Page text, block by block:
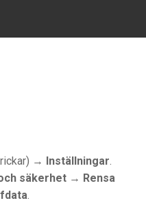
→ Inställningar.
säkerhet → Rensa
.